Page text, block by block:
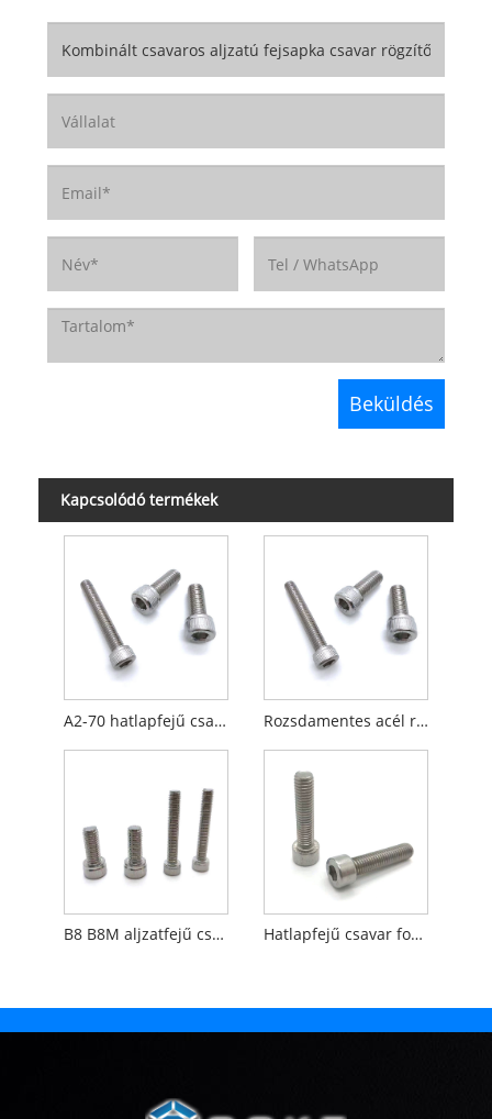
Kapcsolódó termékek
A2-70 hatlapfejű csavar Rozsdamentes acél recézett kupakfejű hatlapfejű csavar
B8 B8M aljzatfejű csavarok Hatlapfejű csavar fogazattal